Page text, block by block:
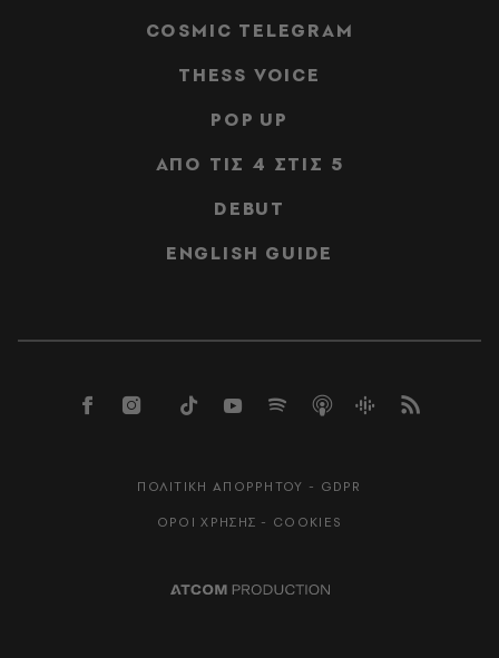
COSMIC TELEGRAM
THESS VOICE
POP UP
ΑΠΟ ΤΙΣ 4 ΣΤΙΣ 5
DEBUT
ENGLISH GUIDE
ΠΟΛΙΤΙΚΗ ΑΠΟΡΡΗΤΟΥ - GDPR
ΟΡΟΙ ΧΡΗΣΗΣ - COOKIES